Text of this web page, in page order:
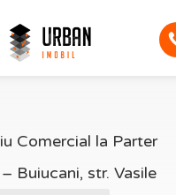
Comercial la Parter
Buiucani, str. Vasile